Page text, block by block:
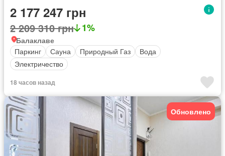
2 177 247 грн
2 209 310 грн 1%
Балаклаве
Паркинг
Сауна Природный Газ
Вода
Электричество
18 часов назад
Обновлено